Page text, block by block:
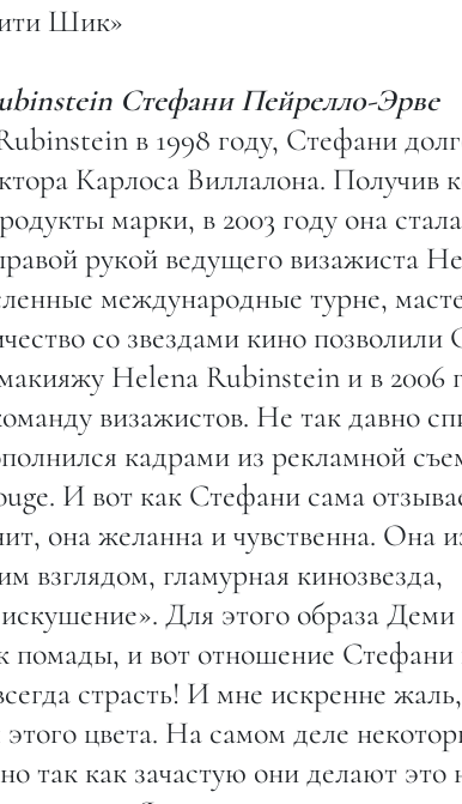
Шик»
Стефани Пейрелло-Эрве
в 1998 году, Стефани
Карлоса Виллалона. Получив
марки, в 2003 году она
рукой ведущего визажиста
международные турне,
со звездами кино позволили
Helena Rubinstein и в 2006
визажистов. Не так давно
кадрами из рекламной
И вот как Стефани сама
она желанна и чувственна. Она
взглядом, гламурная кинозвезда,
Для этого образа
помады, и вот отношение Стефани
страсть! И мне искренне
цвета. На самом деле
так как зачастую они делают это